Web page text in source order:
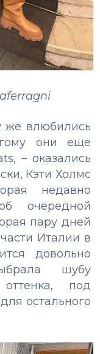
же влюбились
они еще
–оказались
Кэти Холмс
недавно
очередной
пару дней
Италии в
довольно
шубу
оттенка, под
остального